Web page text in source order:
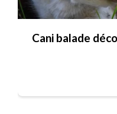
Cani balade